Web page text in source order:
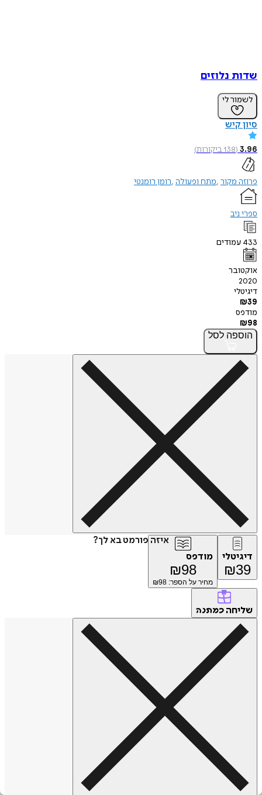
שדות נלוזים
לשמור לי
סיון קיש
3.96
(
138ביקורות)
פרוזה מקור מתח ופעולה רומן רומנטי
ספרי ניב
433 עמודים
אוקטובר
2020
דיגיטלי
₪39
מודפס
₪98
הוספה לסל
איזה פורמט בא לך?
דיגיטלי
₪39
מודפס
₪98
מחיר על הספר: ₪ 98
שליחה כמתנה